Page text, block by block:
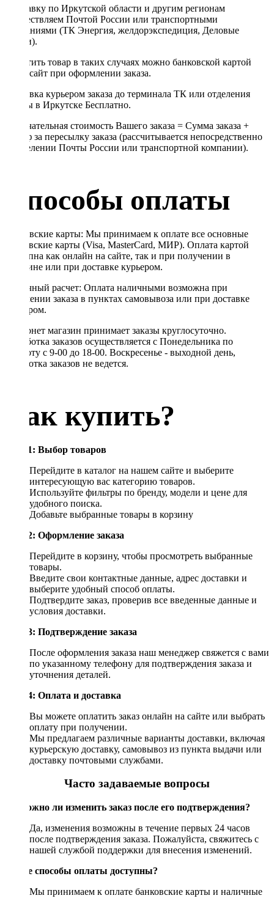
Отправку по Иркутской области и другим регионам
осуществляем Почтой России или транспортными
компаниями (ТК Энергия, желдорэкспедиция, Деловые
линии).
Оплатить товар в таких случаях можно банковской картой
через сайт при оформлении заказа.
Доставка курьером заказа до терминала ТК или отделения
Почты в Иркутске Бесплатно.
Окончательная стоимость Вашего заказа = Сумма заказа +
Тариф за пересылку заказа (рассчитывается непосредственно
в отделении Почты России или транспортной компании).
Способы оплаты
Банковские карты: Мы принимаем к оплате все основные
банковские карты (Visa, MasterCard, МИР). Оплата картой
доступна как онлайн на сайте, так и при получении в
магазине или при доставке курьером.
Наличный расчет: Оплата наличными возможна при
получении заказа в пунктах самовывоза или при доставке
курьером.
Интернет магазин принимает заказы круглосуточно.
Обработка заказов осуществляется с Понедельника по
Субботу с 9-00 до 18-00. Воскресенье - выходной день,
обработка заказов не ведется.
Как купить?
Шаг 1: Выбор товаров
Перейдите в каталог на нашем сайте и выберите
интересующую вас категорию товаров.
Используйте фильтры по бренду, модели и цене для
удобного поиска.
Добавьте выбранные товары в корзину
Шаг 2: Оформление заказа
Перейдите в корзину, чтобы просмотреть выбранные
товары.
Введите свои контактные данные, адрес доставки и
выберите удобный способ оплаты.
Подтвердите заказ, проверив все введенные данные и
условия доставки.
Шаг 3: Подтверждение заказа
После оформления заказа наш менеджер свяжется с вами
по указанному телефону для подтверждения заказа и
уточнения деталей.
Шаг 4: Оплата и доставка
Вы можете оплатить заказ онлайн на сайте или выбрать
оплату при получении.
Мы предлагаем различные варианты доставки, включая
курьерскую доставку, самовывоз из пункта выдачи или
доставку почтовыми службами.
Часто задаваемые вопросы
Возможно ли изменить заказ после его подтверждения?
Да, изменения возможны в течение первых 24 часов
после подтверждения заказа. Пожалуйста, свяжитесь с
нашей службой поддержки для внесения изменений.
Какие способы оплаты доступны?
Мы принимаем к оплате банковские карты и наличные